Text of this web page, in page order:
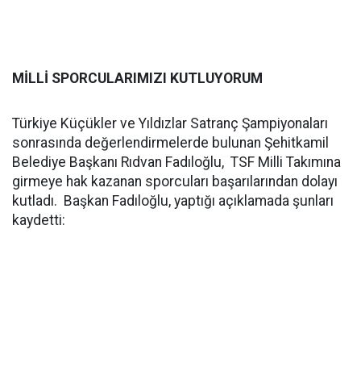
MİLLİ SPORCULARIMIZI KUTLUYORUM
Türkiye Küçükler ve Yıldızlar Satranç Şampiyonaları
sonrasında değerlendirmelerde bulunan Şehitkamil
Belediye Başkanı Rıdvan Fadıloğlu, TSF Milli Takımına
girmeye hak kazanan sporcuları başarılarından dolayı
kutladı. Başkan Fadıloğlu, yaptığı açıklamada şunları
kaydetti: